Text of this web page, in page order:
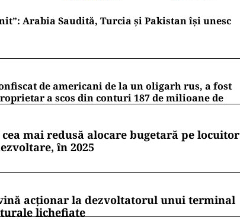
Arabia Saudită, Turcia și Pakistan își unesc
de americani de la un oligarh rus, a fost
a scos din conturi 187 de milioane de
mai redusă alocare bugetară pe locuitor
în 2025
acționar la dezvoltatorul unui terminal
lichefiate